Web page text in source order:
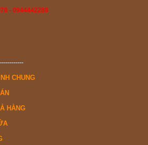
- 0944442288
CHUNG
HÀNG